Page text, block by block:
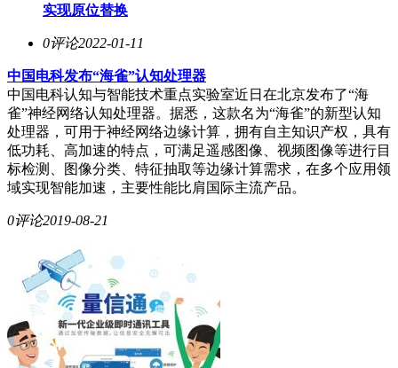
实现原位替换
0评论2022-01-11
中国电科发布“海雀”认知处理器
中国电科认知与智能技术重点实验室近日在北京发布了“海
雀”神经网络认知处理器。据悉，这款名为“海雀”的新型认知
处理器，可用于神经网络边缘计算，拥有自主知识产权，具有
低功耗、高加速的特点，可满足遥感图像、视频图像等进行目
标检测、图像分类、特征抽取等边缘计算需求，在多个应用领
域实现智能加速，主要性能比肩国际主流产品。
0评论2019-08-21